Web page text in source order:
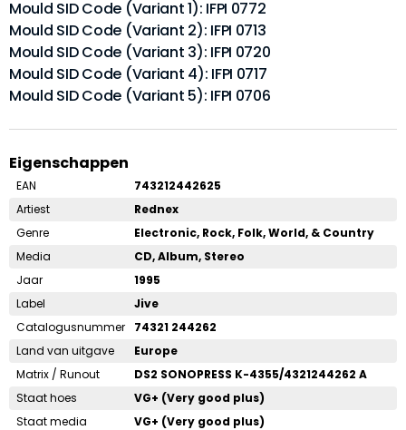
Mould SID Code (Variant 1): IFPI 0772
Mould SID Code (Variant 2): IFPI 0713
Mould SID Code (Variant 3): IFPI 0720
Mould SID Code (Variant 4): IFPI 0717
Mould SID Code (Variant 5): IFPI 0706
Eigenschappen
EAN
743212442625
Artiest
Rednex
Genre
Electronic, Rock, Folk, World, & Country
Media
CD, Album, Stereo
Jaar
1995
Label
Jive
Catalogusnummer
74321 244262
Land van uitgave
Europe
Matrix / Runout
DS2 SONOPRESS K-4355/4321244262 A
Staat hoes
VG+ (Very good plus)
Staat media
VG+ (Very good plus)